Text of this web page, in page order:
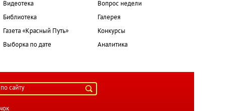
Видеотека
Библиотека
Газета «Красный Путь»
Выборка по дате
Вопрос недели
Галерея
Конкурсы
Аналитика